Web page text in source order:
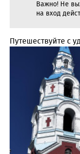
Важно! Не
на вход
Путешествуйте с